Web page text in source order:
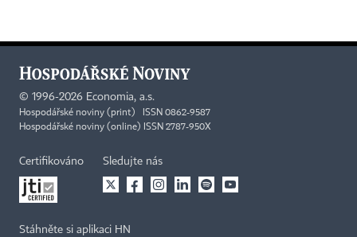
© 1996-2026 Economia, a.s.
Hospodářské noviny (print) ISSN 0862-9587
Hospodářské noviny (online) ISSN 2787-950X
Certifikováno Sledujte nás
Stáhněte si aplikaci HN